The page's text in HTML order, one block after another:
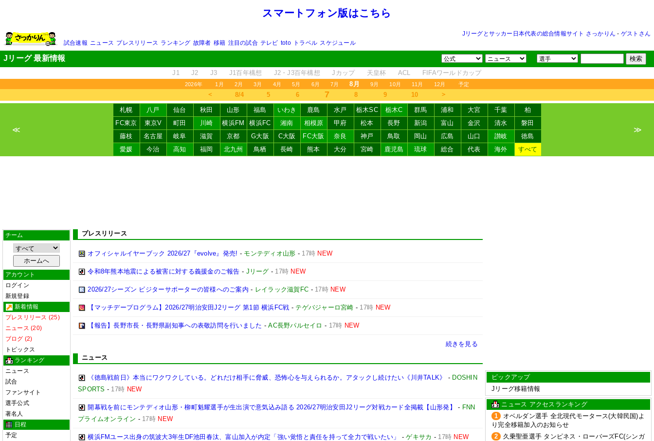
スマートフォン版はこちら
Jリーグとサッカー日本代表の総合情報サイト さっかりん - ゲストさん
試合速報 ニュース プレスリリース ランキング 故障者 移籍 注目の試合 テレビ toto トラベル スケジュール
Jリーグ 最新情報
J1 J2 J3 J1百年構想 J2・J3百年構想 Jカップ 天皇杯 ACL FIFAワールドカップ
2026年 1月 2月 3月 4月 5月 6月 7月 8月 9月 10月 11月 12月 予定
＜ 8/4 5 6 7 8 9 10 ＞
≪
札幌 八戸 仙台 秋田 山形 福島 いわき 鹿島 水戸 栃木SC 栃木C 群馬 浦和 大宮 千葉
柏
FC東京
東京V 町田 川崎 横浜FM 横浜FC 湘南 相模原 甲府 松本 長野 新潟 富山 金沢 清水
磐田
藤枝
名古屋 岐阜 滋賀 京都 G大阪 C大阪 FC大阪 奈良 神戸 鳥取 岡山 広島 山口 讃岐
徳島
愛媛
今治 高知 福岡 北九州 鳥栖 長崎 熊本 大分 宮崎 鹿児島 琉球 総合 代表 海外 すべて
≫
チーム
アカウント
ログイン
新規登録
新着情報
プレスリリース (25)
ニュース (20)
ブログ (2)
トピックス
ランキング
ニュース
試合
ファンサイト
選手公式
著名人
日程
予定
プレスリリース
オフィシャルイヤーブック 2026/27『evolve』発売! - モンテディオ山形 - 17時 NEW
令和8年熊本地震による被害に対する義援金のご報告 - Jリーグ - 17時 NEW
2026/27シーズン ビジターサポーターの皆様へのご案内 - レイラック滋賀FC - 17時 NEW
【マッチデープログラム】2026/27明治安田J2リーグ 第1節 横浜FC戦 - テゲバジャーロ宮崎 - 17時 NEW
【報告】長野市長・長野県副知事への表敬訪問を行いました -AC長野パルセイロ - 17時 NEW
続きを見る
ニュース
《徳島戦前日》本当にワクワクしている。どれだけ相手に脅威、恐怖心を与えられるか。アタックし続けたい《川井TALK》 - DOSHIN
SPORTS - 17時 NEW
開幕戦を前にモンテディオ山形・柳町魁耀選手が生出演で意気込み語る 2026/27明治安田J2リーグ対戦カード全掲載【山形発】 - FNN
プライムオンライン - 17時 NEW
横浜FMユース出身の筑波大3年生DF池田春汰、富山加入が内定「強い覚悟と責任を持って全力で戦いたい」 -ゲキサカ - 17時 NEW
ピックアップ
Jリーグ移籍情報
ニュース アクセスランキング
1
オベルダン選手 全北現代モータース(大韓民国)よ
り完全移籍加入のお知らせ
2
久乗聖亜選手 タンピネス・ローバーズFC(シンガ